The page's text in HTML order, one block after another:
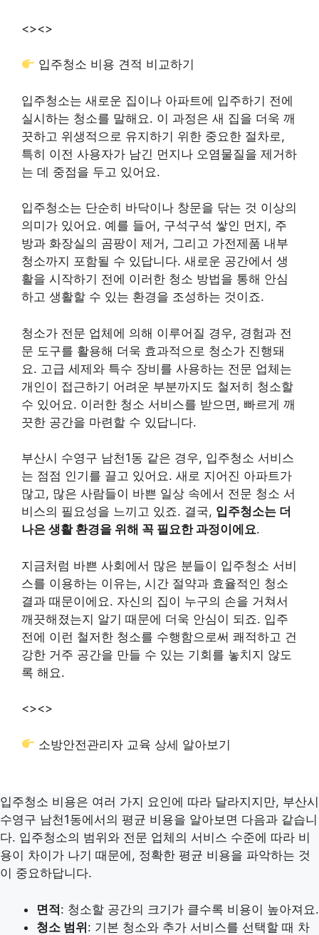
<><>
입주청소 비용 견적 비교하기
입주청소는 새로운 집이나 아파트에 입주하기 전에
실시하는 청소를 말해요. 이 과정은 새 집을 더욱 깨
끗하고 위생적으로 유지하기 위한 중요한 절차로,
특히 이전 사용자가 남긴 먼지나 오염물질을 제거하
는 데 중점을 두고 있어요.
입주청소는 단순히 바닥이나 창문을 닦는 것 이상의
의미가 있어요. 예를 들어, 구석구석 쌓인 먼지, 주
방과 화장실의 곰팡이 제거, 그리고 가전제품 내부
청소까지 포함될 수 있답니다. 새로운 공간에서 생
활을 시작하기 전에 이러한 청소 방법을 통해 안심
하고 생활할 수 있는 환경을 조성하는 것이죠.
청소가 전문 업체에 의해 이루어질 경우, 경험과 전
문 도구를 활용해 더욱 효과적으로 청소가 진행돼
요. 고급 세제와 특수 장비를 사용하는 전문 업체는
개인이 접근하기 어려운 부분까지도 철저히 청소할
수 있어요. 이러한 청소 서비스를 받으면, 빠르게 깨
끗한 공간을 마련할 수 있답니다.
부산시 수영구 남천1동 같은 경우, 입주청소 서비스
는 점점 인기를 끌고 있어요. 새로 지어진 아파트가
많고, 많은 사람들이 바쁜 일상 속에서 전문 청소 서
비스의 필요성을 느끼고 있죠. 결국, 입주청소는 더
나은 생활 환경을 위해 꼭 필요한 과정이에요.
지금처럼 바쁜 사회에서 많은 분들이 입주청소 서비
스를 이용하는 이유는, 시간 절약과 효율적인 청소
결과 때문이에요. 자신의 집이 누구의 손을 거쳐서
깨끗해졌는지 알기 때문에 더욱 안심이 되죠. 입주
전에 이런 철저한 청소를 수행함으로써 쾌적하고 건
강한 거주 공간을 만들 수 있는 기회를 놓치지 않도
록 해요.
<><>
소방안전관리자 교육 상세 알아보기
입주청소 비용은 여러 가지 요인에 따라 달라지지만, 부산시
수영구 남천1동에서의 평균 비용을 알아보면 다음과 같습니
다. 입주청소의 범위와 전문 업체의 서비스 수준에 따라 비
용이 차이가 나기 때문에, 정확한 평균 비용을 파악하는 것
이 중요하답니다.
면적: 청소할 공간의 크기가 클수록 비용이 높아져요.
청소 범위: 기본 청소와 추가 서비스를 선택할 때 차